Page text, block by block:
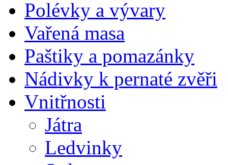
Polévky a vývary
Vařená masa
Paštiky a pomazánky
Nádivky k pernaté zvěři
Vnitřnosti
Játra
Ledvinky